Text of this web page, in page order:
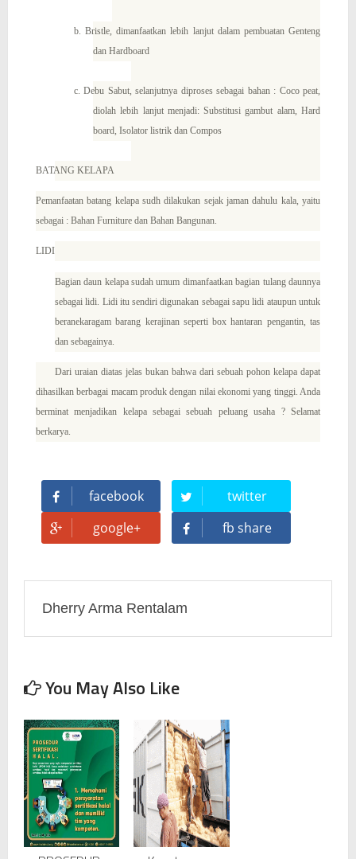
b. Bristle, dimanfaatkan lebih lanjut dalam pembuatan Genteng
dan Hardboard
c. Debu Sabut, selanjutnya diproses sebagai bahan : Coco peat,
diolah lebih lanjut menjadi: Substitusi gambut alam, Hard
board, Isolator listrik dan Compos
BATANG KELAPA
Pemanfaatan batang kelapa sudh dilakukan sejak jaman dahulu kala, yaitu
sebagai : Bahan Furniture dan Bahan Bangunan.
LIDI
Bagian daun kelapa sudah umum dimanfaatkan bagian tulang daunnya
sebagai lidi. Lidi itu sendiri digunakan sebagai sapu lidi ataupun untuk
beranekaragam barang kerajinan seperti box hantaran pengantin, tas
dan sebagainya.
Dari uraian diatas jelas bukan bahwa dari sebuah pohon kelapa dapat
dihasilkan berbagai macam produk dengan nilai ekonomi yang tinggi. Anda
berminat menjadikan kelapa sebagai sebuah peluang usaha ? Selamat
berkarya.
facebook
twitter
google+
fb share
Dherry Arma Rentalam
You May Also Like